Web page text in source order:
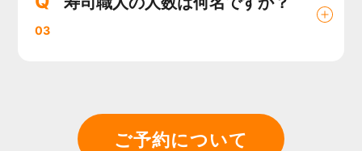
03
ご予約について